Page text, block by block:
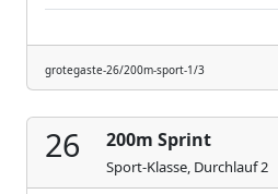
grotegaste-26/200m-sport-1/3
26 200m Sprint
Sport-Klasse, Durchlauf 2